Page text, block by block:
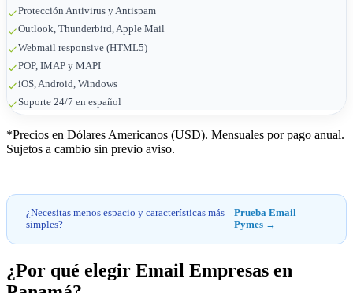
Protección Antivirus y Antispam
Outlook, Thunderbird, Apple Mail
Webmail responsive (HTML5)
POP, IMAP y MAPI
iOS, Android, Windows
Soporte 24/7 en español
*Precios en Dólares Americanos (USD). Mensuales por pago anual.
Sujetos a cambio sin previo aviso.
¿Necesitas menos espacio y características más
simples?
Prueba Email
Pymes →
¿Por qué elegir Email Empresas en